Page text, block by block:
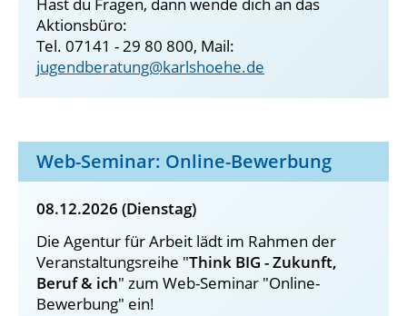
Aktionsbüro:
Tel. 07141 - 29 80 800, Mail:
jugendberatung@karlshoehe.de
Web-Seminar: Online-Bewerbung
08.12.2026 (Dienstag)
Die Agentur für Arbeit lädt im Rahmen der
Veranstaltungsreihe "Think BIG - Zukunft,
Beruf & ich" zum Web-Seminar "Online-
Bewerbung" ein!